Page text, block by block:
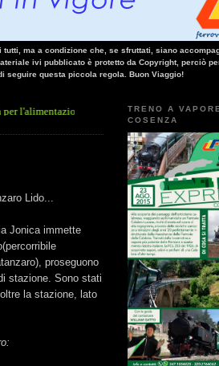
ma a condizione che, se sfruttati, siano
ivi pubblicato è protetto da Copyright, perciò
seguire questa piccola regola. Buon Viaggio!
elettrica, sulla linea Paola - Cosenza,
Lido...
Jonica immette
proseguono
stazione. Sono stati
la stazione, lato
TRENO A
COSENZA